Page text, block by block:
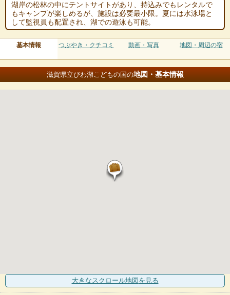
湖岸の松林の中にテントサイトがあり、持込みでもレンタルで
もキャンプが楽しめるが、施設は必要最小限。夏には水泳場と
して監視員も配置され、湖での遊泳も可能。
基本情報 つぶやき・クチコミ 動画・写真 地図・周辺の宿
滋賀県立びわ湖こどもの国の地図・基本情報
大きなスクロール地図 を見る